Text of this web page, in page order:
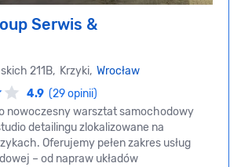
Serwis &
211B, Krzyki, Wrocław
4.9 (29 opinii)
nowoczesny warsztat samochodowy
detailingu zlokalizowane na
Oferujemy pełen zakres usług
– od napraw układów